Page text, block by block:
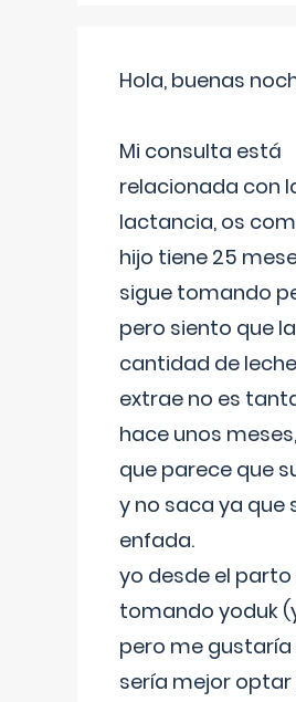
Hola, buenas
Mi consulta está
relacionada con
lactancia, os
hijo tiene 25
sigue tomando
pero siento que la
cantidad de
extrae no es
hace unos
que parece que
y no saca ya que
enfada.
yo desde el
tomando yoduk
pero me gustaría
sería mejor optar